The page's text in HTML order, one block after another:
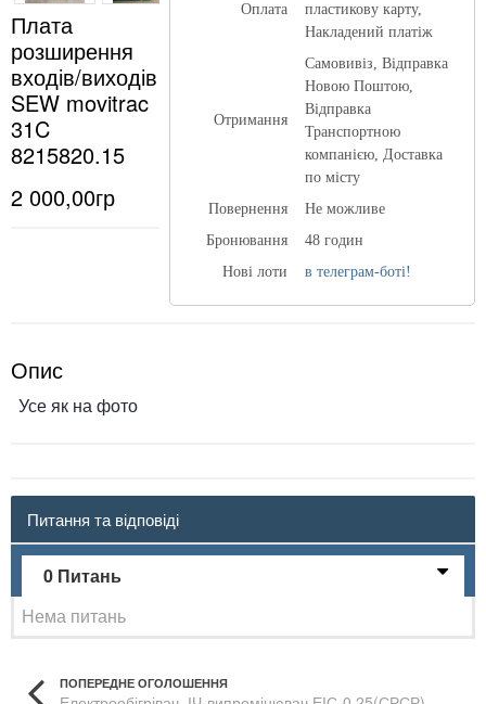
Плата
розширення
входів/виходів
SEW movitrac
31C
8215820.15
2 000,00гр
Оплата
пластикову карту,
Накладений платіж
Отримання
Самовивіз, Відправка
Новою Поштою,
Відправка
Транспортною
компанією, Доставка
по місту
Повернення
Не можливе
Бронювання
48 годин
Нові лоти
в телеграм-боті!
Опис
Усе як на фото
Питання та відповіді
0 Питань
Нема питань
ПОПЕРЕДНЕ ОГОЛОШЕННЯ